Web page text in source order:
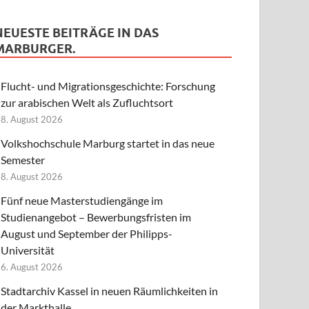
BEITRÄGE IN DAS
Flucht- und Migrationsgeschichte: Forschung
zur arabischen Welt als Zufluchtsort
8. August 2026
Volkshochschule Marburg startet in das neue
Semester
8. August 2026
Fünf neue Masterstudiengänge im
Studienangebot – Bewerbungsfristen im
August und September der Philipps-
Universität
6. August 2026
Stadtarchiv Kassel in neuen Räumlichkeiten in